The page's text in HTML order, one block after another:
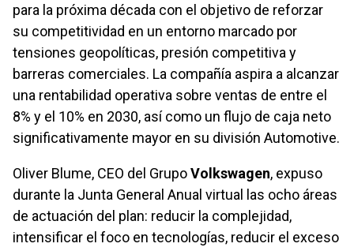
para la próxima década con el objetivo de reforzar
su competitividad en un entorno marcado por
tensiones geopolíticas, presión competitiva y
barreras comerciales. La compañía aspira a alcanzar
una rentabilidad operativa sobre ventas de entre el
8% y el 10% en 2030, así como un flujo de caja neto
significativamente mayor en su división Automotive.
Oliver Blume, CEO del GrupoVolkswagen, expuso
durante la Junta General Anual virtual las ocho áreas
de actuación del plan: reducir la complejidad,
intensificar el foco en tecnologías, reducir el exceso